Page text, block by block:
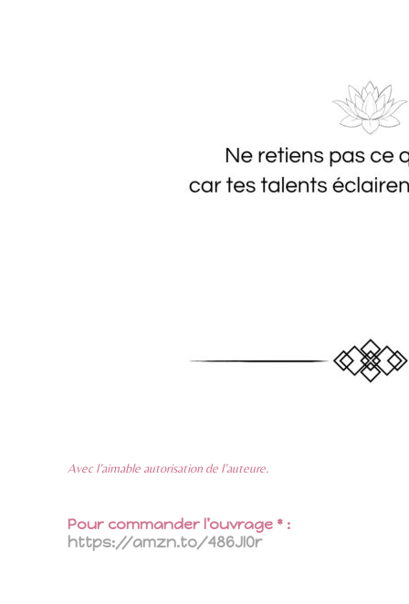
Avec l’aimable autorisation de l’auteure.
Pour commander l’ouvrage * :
https://amzn.to/486JI0r